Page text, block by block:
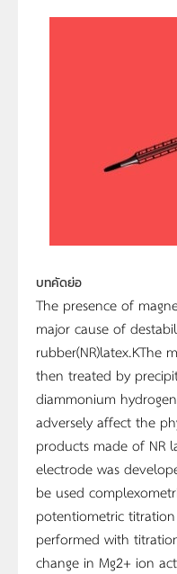
บทคัดย่อ
The presence of
major cause of
rubber(NR)latex.KThe
then treated by
diammonium
adversely affect the
products made of NR
electrode was
be used
potentiometric
performed with
change in Mg2+ ion